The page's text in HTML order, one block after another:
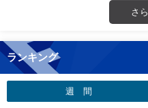
さ
ランキング
週 間